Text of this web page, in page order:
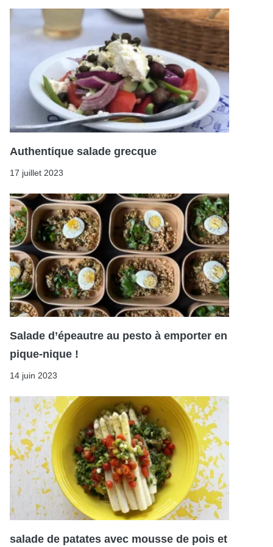
Authentique salade grecque
17 juillet 2023
Salade d’épeautre au pesto à emporter en
pique-nique !
14 juin 2023
salade de patates avec mousse de pois et